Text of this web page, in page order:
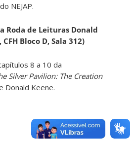
NEJAP.
Roda de Leituras Donald
CFH Bloco D, Sala 312)
8 a 10 da
Silver Pavilion: The Creation
Donald Keene.